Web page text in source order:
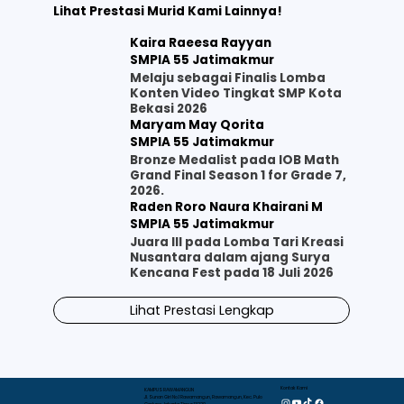
Lihat Prestasi Murid Kami Lainnya!
Kaira Raeesa Rayyan
SMPIA 55 Jatimakmur
Melaju sebagai Finalis Lomba
Konten Video Tingkat SMP Kota
Bekasi 2026
Maryam May Qorita
SMPIA 55 Jatimakmur
Bronze Medalist pada IOB Math
Grand Final Season 1 for Grade 7,
2026.
Raden Roro Naura Khairani M
SMPIA 55 Jatimakmur
Juara III pada Lomba Tari Kreasi
Nusantara dalam ajang Surya
Kencana Fest pada 18 Juli 2026
Lihat Prestasi Lengkap
KAMPUS RAWAMANGUN
Jl. Sunan Giri No.1 Rawamangun, Rawamangun, Kec. Pulo
Kontak Kami